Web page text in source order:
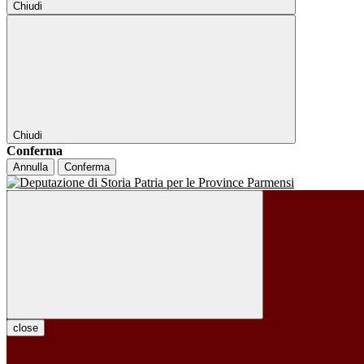
Chiudi
Chiudi
Conferma
Annulla Conferma
close